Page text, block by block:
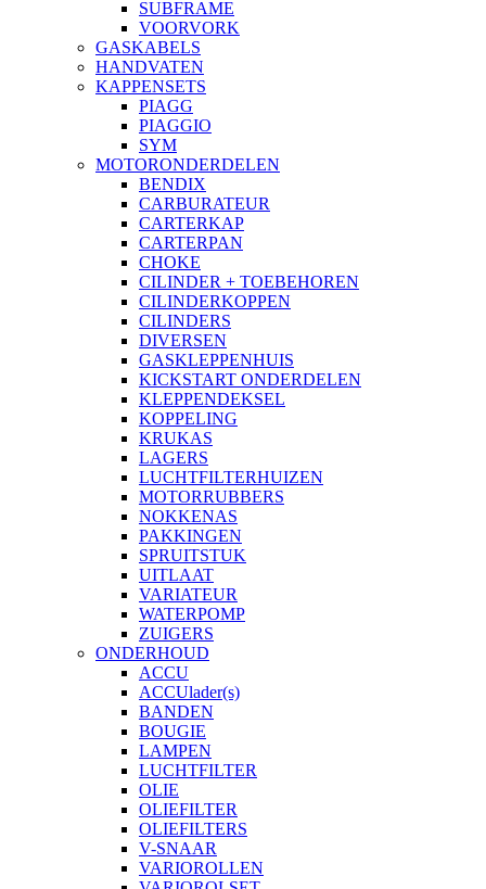
SUBFRAME
VOORVORK
GASKABELS
HANDVATEN
KAPPENSETS
PIAGG
PIAGGIO
SYM
MOTORONDERDELEN
BENDIX
CARBURATEUR
CARTERKAP
CARTERPAN
CHOKE
CILINDER + TOEBEHOREN
CILINDERKOPPEN
CILINDERS
DIVERSEN
GASKLEPPENHUIS
KICKSTART ONDERDELEN
KLEPPENDEKSEL
KOPPELING
KRUKAS
LAGERS
LUCHTFILTERHUIZEN
MOTORRUBBERS
NOKKENAS
PAKKINGEN
SPRUITSTUK
UITLAAT
VARIATEUR
WATERPOMP
ZUIGERS
ONDERHOUD
ACCU
ACCUlader(s)
BANDEN
BOUGIE
LAMPEN
LUCHTFILTER
OLIE
OLIEFILTER
OLIEFILTERS
V-SNAAR
VARIOROLLEN